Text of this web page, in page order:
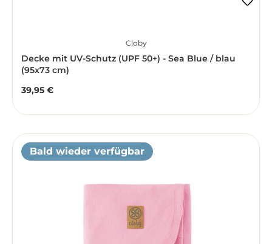
Cloby
Decke mit UV-Schutz (UPF 50+) - Sea Blue / blau
(95x73 cm)
Regulärer Preis:
39,95 €
Bald wieder verfügbar